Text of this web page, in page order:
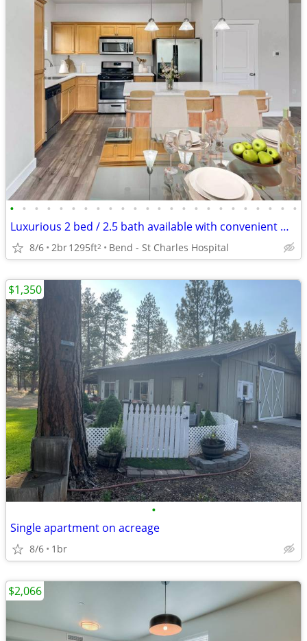
• • • • • • • • • • • • • • • • • • • • • • • •
Luxurious 2 bed / 2.5 bath available with convenient washer & dryer
8/6 2br1295ft2 Bend - St Charles Hospital
•
Single apartment on acreage
8/6 1br
$1,350
$2,066